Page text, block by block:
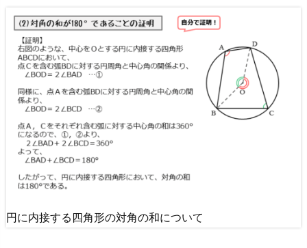
い
ご
に、
も
一
頭
の
中
を
理
円に内接する四角形の対角の和について